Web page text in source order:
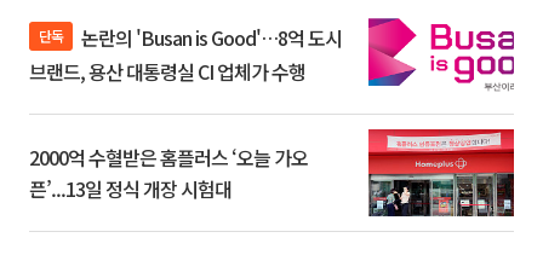
단독
브랜드, 용산 대통령실 CI 업체가 수행
2000억 수혈받은 홈플러스 ‘오늘 가오
픈’...13일 정식 개장 시험대